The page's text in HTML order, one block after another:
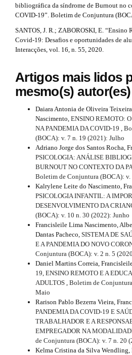
bibliográfica da síndrome de Burnout no
COVID-19”. Boletim de Conjuntura
SANTOS, J. R.; ZABOROSKI, E. “Ensino
Covid-19: Desafios e oportunidades de
Interacções, vol. 16, n. 55, 2020.
Artigos mais lidos
mesmo(s) autor(es)
Daiara Antonia de Oliveira
Nascimento, ENSINO REMOTO:
NA PANDEMIA DA COVID-19
(BOCA): v. 7 n. 19 (2021): Julho
Adriano Jorge dos Santos Rocha,
PSICOLOGIA: ANÁLISE
BURNOUT NO CONTEXTO DA
Boletim de Conjuntura (BOCA): v.
Kalrylene Leite do Nascimento,
PSICOLOGIA INFANTIL: A
DESENVOLVIMENTO DA
(BOCA): v. 10 n. 30 (2022): Junho
Francisleile Lima Nascimento,
Dantas Pacheco, SISTEMA DE
E A PANDEMIA DO NOVO
Conjuntura (BOCA): v. 2 n. 5
Daniel Martins Correia,
19, ENSINO REMOTO E A
ADULTOS Boletim de
Maio
Rarison Pablo Bezerra Vieira,
PANDEMIA DA COVID-19 E
TRABALHADOR E A
EMPREGADOR NA
de Conjuntura (BOCA): v. 7 n. 20
Kelma Cristina da Silva